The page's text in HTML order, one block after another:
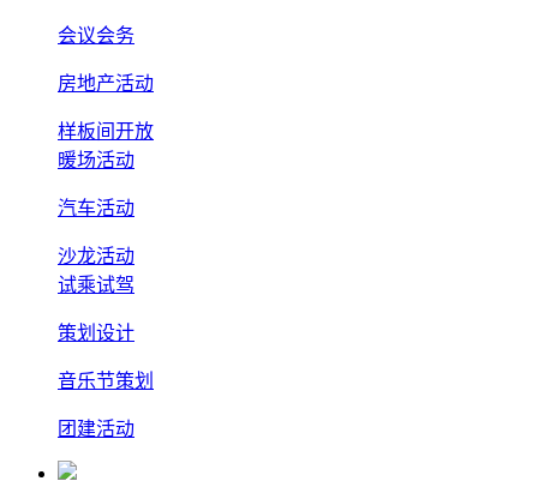
会议会务
房地产活动
样板间开放
暖场活动
汽车活动
沙龙活动
试乘试驾
策划设计
音乐节策划
团建活动